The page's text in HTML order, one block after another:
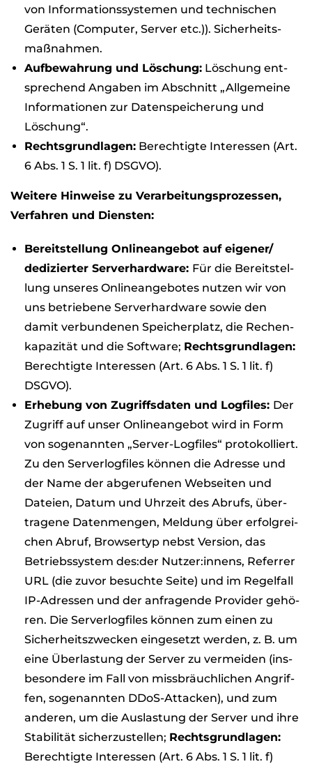
von Infor­ma­ti­ons­sys­te­men und tech­ni­schen
Gerä­ten (Com­pu­ter, Ser­ver etc.)). Sicher­heits­
maß­nah­men.
Auf­be­wah­rung und Löschung: Löschung ent­
spre­chend Anga­ben im Abschnitt „All­ge­meine
Infor­ma­tio­nen zur Daten­spei­che­rung und
Löschung“.
Rechts­grund­la­gen: Berech­tigte Inter­es­sen (Art.
6 Abs. 1 S. 1 lit. f) DSGVO).
Wei­tere Hin­weise zu Ver­ar­bei­tungs­pro­zes­sen,
Ver­fah­ren und Diens­ten:
Bereit­stel­lung Online­an­ge­bot auf eigener/
dedi­zier­ter Ser­ver­hard­ware: Für die Bereit­stel­
lung unse­res Online­an­ge­bo­tes nut­zen wir von
uns betrie­bene Ser­ver­hard­ware sowie den
damit ver­bun­de­nen Spei­cher­platz, die Rechen­
ka­pa­zi­tät und die Soft­ware; Rechts­grund­la­gen:
Berech­tigte Inter­es­sen (Art. 6 Abs. 1 S. 1 lit. f)
DSGVO).
Erhe­bung von Zugriffs­da­ten und Log­files: Der
Zugriff auf unser Online­an­ge­bot wird in Form
von soge­nann­ten „Ser­ver-Log­files“ pro­to­kol­liert.
Zu den Ser­ver­log­files kön­nen die Adresse und
der Name der abge­ru­fe­nen Web­sei­ten und
Dateien, Datum und Uhr­zeit des Abrufs, über­
tra­gene Daten­men­gen, Mel­dung über erfolg­rei­
chen Abruf, Brow­ser­typ nebst Ver­sion, das
Betriebs­sys­tem des:der Nutzer:innens, Refer­rer
URL (die zuvor besuchte Seite) und im Regel­fall
IP-Adres­sen und der anfra­gende Pro­vi­der gehö­
ren. Die Ser­ver­log­files kön­nen zum einen zu
Sicher­heits­zwe­cken ein­ge­setzt wer­den, z. B. um
eine Über­las­tung der Ser­ver zu ver­mei­den (ins­
be­son­dere im Fall von miss­bräuch­li­chen Angrif­
fen, soge­nann­ten DDoS-Atta­cken), und zum
ande­ren, um die Aus­las­tung der Ser­ver und ihre
Sta­bi­li­tät sicher­zu­stel­len; Rechts­grund­la­gen:
Berech­tigte Inter­es­sen (Art. 6 Abs. 1 S. 1 lit. f)